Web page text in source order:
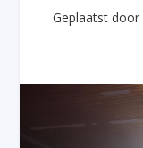
Geplaatst door